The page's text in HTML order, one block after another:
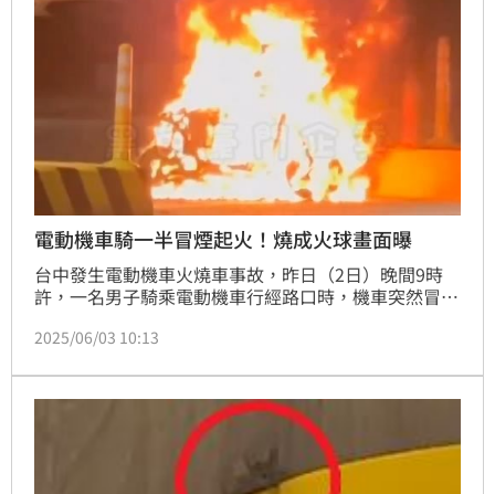
電動機車騎一半冒煙起火！燒成火球畫面曝
台中發生電動機車火燒車事故，昨日（2日）晚間9時
許，一名男子騎乘電動機車行經路口時，機車突然冒
當猛烈，機車瞬間被燒成火球，幸好警消及時到場撲滅
清。
2025/06/03 10:13